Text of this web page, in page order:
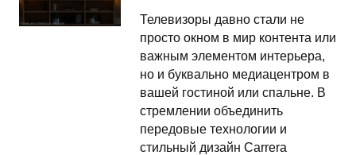
Телевизоры давно стали не
просто окном в мир контента или
важным элементом интерьера,
но и буквально медиацентром в
вашей гостиной или спальне. В
стремлении объединить
передовые технологии и
стильный дизайн Carrera